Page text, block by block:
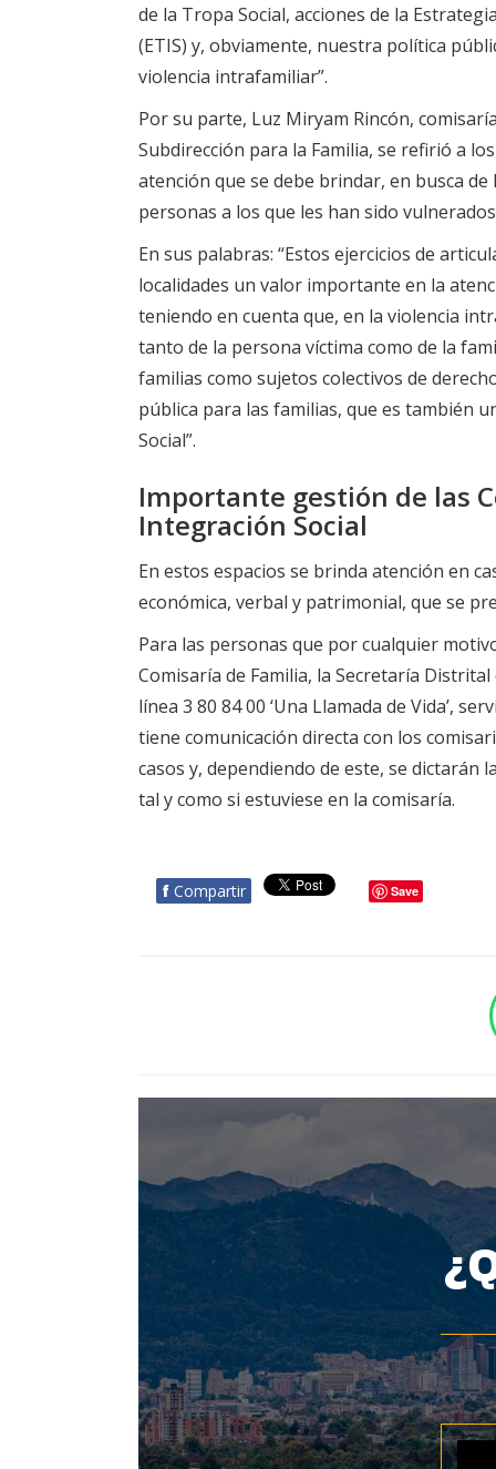
de la Tropa Social, acciones de la
(ETIS) y, obviamente, nuestra política
violencia intrafamiliar”.
Por su parte, Luz Miryam Rincón,
Subdirección para la Familia, se refirió a
atención que se debe brindar, en busca
personas a los que les han sido
En sus palabras: “Estos ejercicios de
localidades un valor importante en la
teniendo en cuenta que, en la violencia
tanto de la persona víctima como de la
familias como sujetos colectivos de
pública para las familias, que es también
Social”.
Importante gestión de las
Integración Social
En estos espacios se brinda atención en
económica, verbal y patrimonial, que se
Para las personas que por cualquier
Comisaría de Familia, la Secretaría
línea 3 80 84 00 ‘Una Llamada de Vida’,
tiene comunicación directa con los
casos y, dependiendo de este, se dictarán
tal y como si estuviese en la comisaría.
f Compartir Save